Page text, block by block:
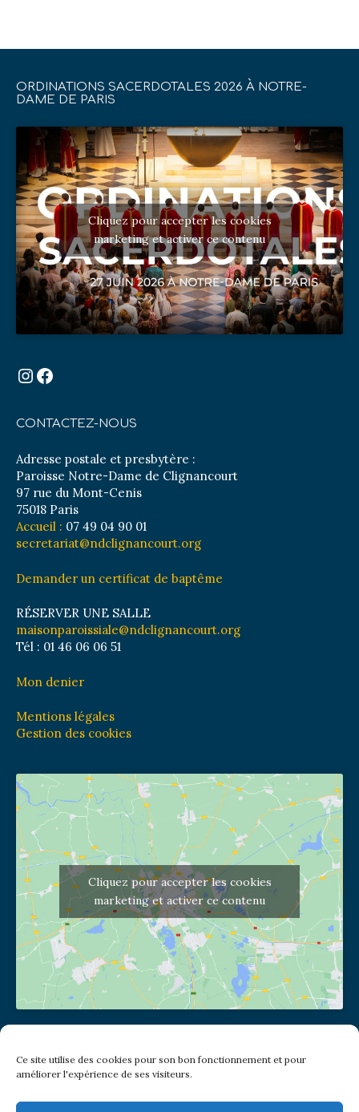
Ce site utilise des cookies pour son bon fonctionnement et pour
améliorer l'expérience de ses visiteurs.
ORDINATIONS SACERDOTALES 2026 À NOTRE-
DAME DE PARIS
Cliquez pour accepter les cookies
marketing et activer ce contenu
Instagram
Facebook
CONTACTEZ-NOUS
Adresse postale et presbytère :
Paroisse Notre-Dame de Clignancourt
97 rue du Mont-Cenis
75018 Paris
Accueil : 07 49 04 90 01
secretariat@ndclignancourt.org
Demander un certificat de baptême
RÉSERVER UNE SALLE
maisonparoissiale@ndclignancourt.org
Tél : 01 46 06 06 51
Mon denier
Mentions légales
Gestion des cookies
Cliquez pour accepter les cookies
marketing et activer ce contenu
(pas de courrier à cette adresse)
2 place Jules Joffrin - 75018
Metro: Jules Joffrin ou Simplon